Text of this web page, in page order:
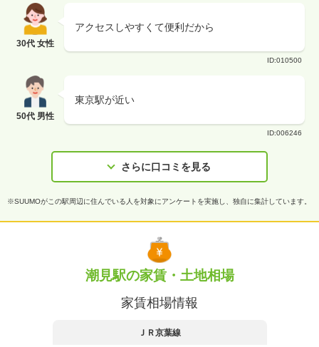
30代 女性
アクセスしやすくて便利だから
ID:010500
50代 男性
東京駅が近い
ID:006246
さらに口コミを見る
※SUUMOがこの駅周辺に住んでいる人を対象にアンケートを実施し、独自に集計しています。
潮見駅の家賃・土地相場
家賃相場情報
ＪＲ京葉線